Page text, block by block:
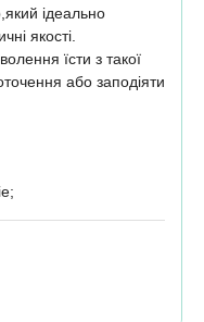
ідеально
якості.
їсти з такої
або заподіяти